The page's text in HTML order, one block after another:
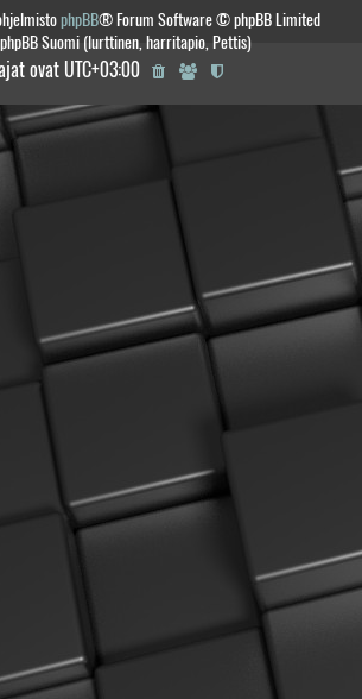
phpBB® Forum Software © phpBB Limited
Suomi (lurttinen, harritapio, Pettis)
ovat UTC+03:00